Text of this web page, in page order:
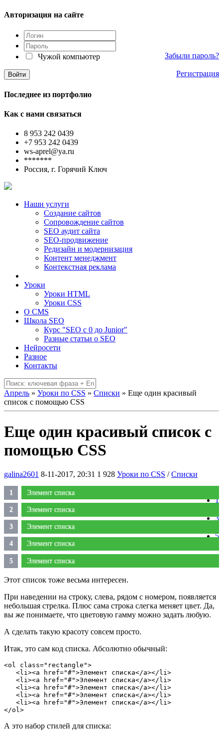
Авторизация на сайте
Чужой компьютер Забыли пароль?
Регистрация
Последнее из портфолио
Как с нами связаться
8 953 242 0439
+7 953 242 0439
ws-aprel@ya.ru
*******
Россия, г. Горячий Ключ
Наши услуги
Создание сайтов
Сопровождение сайтов
SEO аудит сайта
SEO-продвижение
Редизайн и модернизация
Контент менеджмент
Контекстная реклама
Уроки
Уроки HTML
Уроки CSS
О CMS
Школа SEO
Курс "SEO c 0 до Junior"
Разные статьи о SEO
Нейросети
Разное
Контакты
Апрель » Уроки по CSS » Списки » Еще один красивый
список с помощью CSS
Еще один красивый список с
помощью CSS
galina2601 8-11-2017, 20:31 1 928 Уроки по CSS /Списки
1
3
5
Элемент списка
Элемент списка
Элемент списка
Элемент списка
Элемент списка
Этот список тоже весьма интересен.
При наведении на строку, слева, рядом с номером, появляется
небольшая стрелка. Плюс сама строка слегка меняет цвет. Да,
вы же понимаете, что цветовую гамму можно задать любую.
А сделать такую красоту совсем просто.
Итак, это сам код списка. Абсолютно обычный:
<ol class="rectangle">
   <li><a href="#">Элемент списка</a></li>
   <li><a href="#">Элемент списка</a></li>
   <li><a href="#">Элемент списка</a></li>
   <li><a href="#">Элемент списка</a></li>
   <li><a href="#">Элемент списка</a></li>
</ol>
А это набор стилей для списка: